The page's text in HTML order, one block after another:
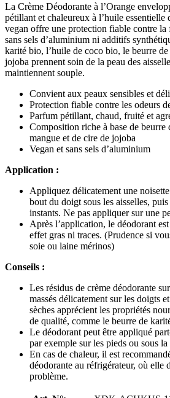
La Crème Déodorante à l’Orange
pétillant et chaleureux à l’huile essentielle
vegan offre une protection fiable contre la
sans sels d’aluminium ni additifs
karité bio, l’huile de coco bio, le beurre
jojoba prennent soin de la peau des
maintiennent souple.
Convient aux peaux sensibles et
Protection fiable contre les odeurs
Parfum pétillant, chaud, fruité et
Composition riche à base de beurre
mangue et de cire de jojoba
Vegan et sans sels d’aluminium
Application :
Appliquez délicatement une
bout du doigt sous les aisselles,
instants. Ne pas appliquer sur une
Après l’application, le déodorant
effet gras ni traces. (Prudence si
soie ou laine mérinos)
Conseils :
Les résidus de crème déodorante
massés délicatement sur les doigts
sèches apprécient les propriétés
de qualité, comme le beurre de
Le déodorant peut être appliqué
par exemple sur les pieds ou sous
En cas de chaleur, il est
déodorante au réfrigérateur, où elle
problème.